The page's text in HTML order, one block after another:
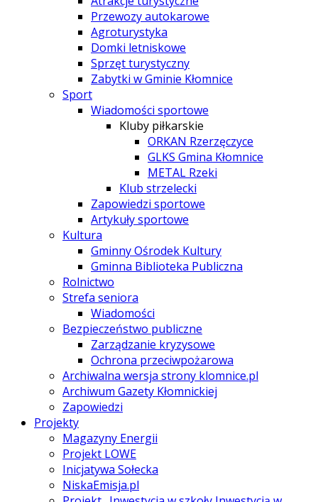
Przewozy autokarowe
Agroturystyka
Domki letniskowe
Sprzęt turystyczny
Zabytki w Gminie Kłomnice
Sport
Wiadomości sportowe
Kluby piłkarskie
ORKAN Rzerzęczyce
GLKS Gmina Kłomnice
METAL Rzeki
Klub strzelecki
Zapowiedzi sportowe
Artykuły sportowe
Kultura
Gminny Ośrodek Kultury
Gminna Biblioteka Publiczna
Rolnictwo
Strefa seniora
Wiadomości
Bezpieczeństwo publiczne
Zarządzanie kryzysowe
Ochrona przeciwpożarowa
Archiwalna wersja strony klomnice.pl
Archiwum Gazety Kłomnickiej
Zapowiedzi
Projekty
Magazyny Energii
Projekt LOWE
Inicjatywa Sołecka
NiskaEmisja.pl